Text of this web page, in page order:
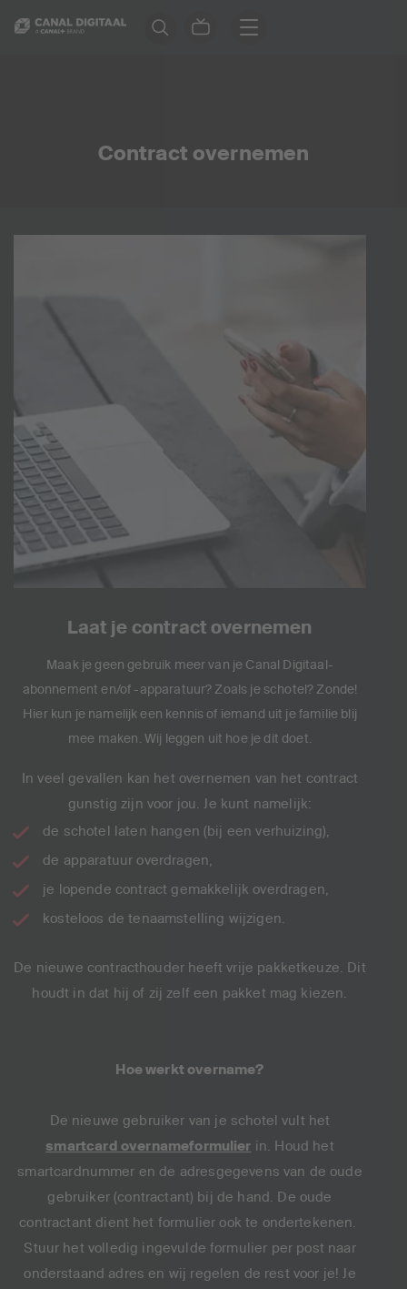
Contract overnemen
Laat je contract overnemen
Maak je geen gebruik meer van je Canal Digitaal-
abonnement en/of -apparatuur? Zoals je schotel? Zonde!
Hier kun je namelijk een kennis of iemand uit je familie blij
mee maken. Wij leggen uit hoe je dit doet.
In veel gevallen kan het overnemen van het contract
gunstig zijn voor jou. Je kunt namelijk:
de schotel laten hangen (bij een verhuizing),
de apparatuur overdragen,
je lopende contract gemakkelijk overdragen,
kosteloos de tenaamstelling wijzigen.
De nieuwe contracthouder heeft vrije pakketkeuze. Dit
houdt in dat hij of zij zelf een pakket mag kiezen.
Hoe werkt overname?
De nieuwe gebruiker van je schotel vult het
smartcard overnameformulier
smartcardnummer en de adresgegevens van de oude
gebruiker (contractant) bij de hand. De oude
contractant dient het formulier ook te ondertekenen.
Stuur het volledig ingevulde formulier per post naar
onderstaand adres en wij regelen de rest voor je! Je